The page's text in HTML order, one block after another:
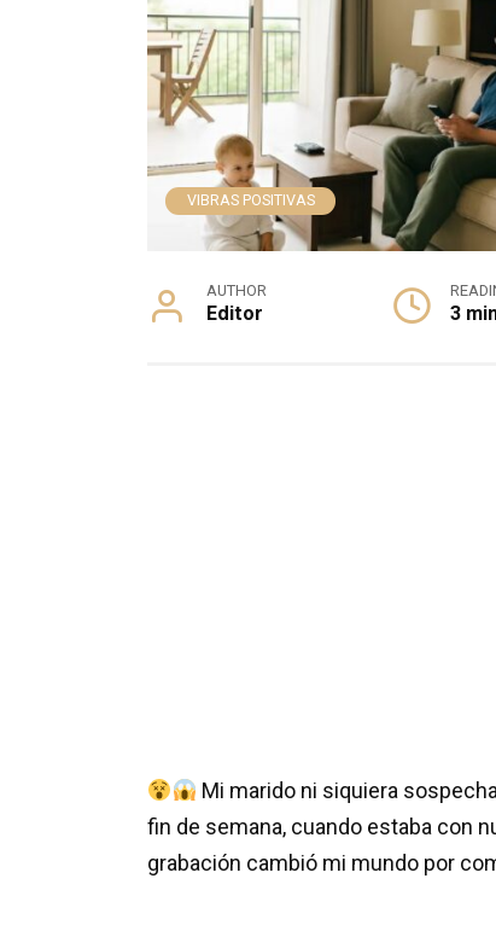
VIBRAS POSITIVAS
AUTHOR
Editor 3
Mi marido ni siquiera
fin de semana, cuando estaba con
grabación cambió mi mundo por